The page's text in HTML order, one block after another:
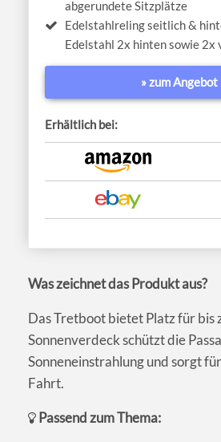
abgerundete Sitzplätze
Edelstahlreling seitlich &
Edelstahl 2x hinten sowie 2x
» zum Angebot
Erhältlich bei:
Was zeichnet das Produkt aus?
Das Tretboot bietet Platz für bis
Sonnenverdeck schützt die
Sonneneinstrahlung und sorgt
Fahrt.
Passend zum Thema: